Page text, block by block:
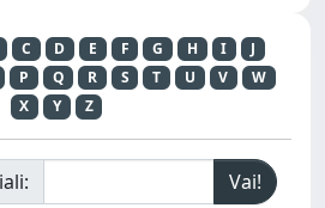
C D E F G H I
J
P Q R S T U V
W
X
Y Z